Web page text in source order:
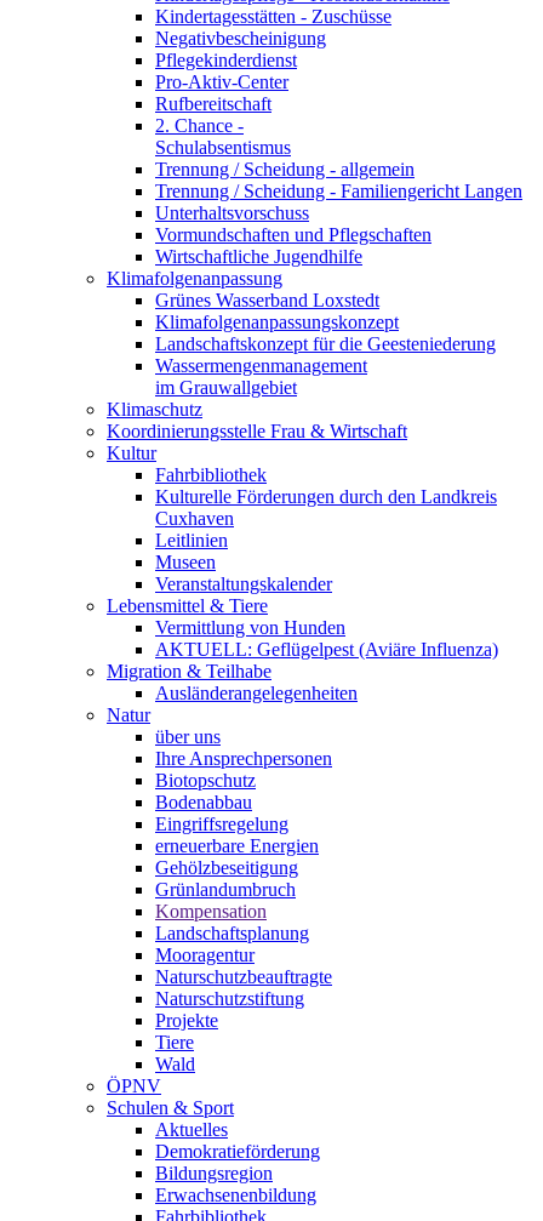
Kindertagesstätten - Zuschüsse
Negativbescheinigung
Pflegekinderdienst
Pro-Aktiv-Center
Rufbereitschaft
2. Chance -
Schulabsentismus
Trennung / Scheidung - allgemein
Trennung / Scheidung - Familiengericht Langen
Unterhaltsvorschuss
Vormundschaften und Pflegschaften
Wirtschaftliche Jugendhilfe
Klimafolgenanpassung
Grünes Wasserband Loxstedt
Klimafolgenanpassungskonzept
Landschaftskonzept für die Geesteniederung
Wassermengenmanagement
im Grauwallgebiet
Klimaschutz
Koordinierungsstelle Frau & Wirtschaft
Kultur
Fahrbibliothek
Kulturelle Förderungen durch den Landkreis
Cuxhaven
Leitlinien
Museen
Veranstaltungskalender
Lebensmittel & Tiere
Vermittlung von Hunden
AKTUELL: Geflügelpest (Aviäre Influenza)
Migration & Teilhabe
Ausländerangelegenheiten
Natur
über uns
Ihre Ansprechpersonen
Biotopschutz
Bodenabbau
Eingriffsregelung
erneuerbare Energien
Gehölzbeseitigung
Grünlandumbruch
Kompensation
Landschaftsplanung
Mooragentur
Naturschutzbeauftragte
Naturschutzstiftung
Projekte
Tiere
Wald
ÖPNV
Schulen & Sport
Aktuelles
Demokratieförderung
Bildungsregion
Erwachsenenbildung
Fahrbibliothek